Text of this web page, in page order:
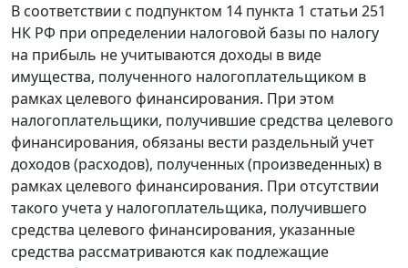
В соответствии с подпунктом 14 пункта 1 статьи 251
НК РФ при определении налоговой базы по налогу
на прибыль не учитываются доходы в виде
имущества, полученного налогоплательщиком в
рамках целевого финансирования. При этом
налогоплательщики, получившие средства целевого
финансирования, обязаны вести раздельный учет
доходов (расходов), полученных (произведенных) в
рамках целевого финансирования. При отсутствии
такого учета у налогоплательщика, получившего
средства целевого финансирования, указанные
средства рассматриваются как подлежащие